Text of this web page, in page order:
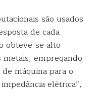
são usados
de cada
obteve-se alto
empregando-
máquina para o
elétrica”,